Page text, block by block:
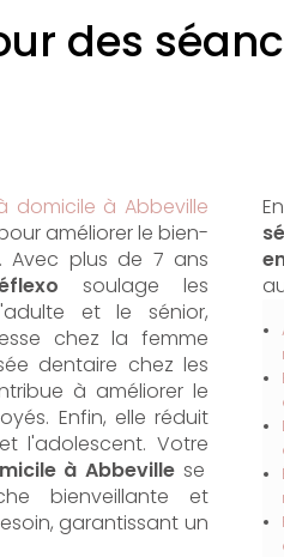
des
domicile à Abbeville
améliorer le bien-
Avec plus de 7 ans
soulage les
et le sénior,
chez la femme
dentaire chez les
à améliorer le
Enfin, elle réduit
l'adolescent. Votre
à Abbeville se
bienveillante et
garantissant un